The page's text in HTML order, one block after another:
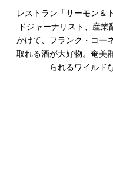
レストラン「サーモン＆
ドジャーナリスト、産
かけて、フランク・コー
取れる酒が大好物。奄美
られるワイルド